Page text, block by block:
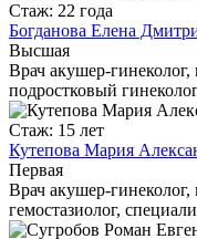
Стаж: 22 года
Богданова Елена
Высшая
Врач акушер-гинеколог,
подростковый
Стаж: 15 лет
Кутепова Мария
Первая
Врач акушер-гинеколог,
гемостазиолог,